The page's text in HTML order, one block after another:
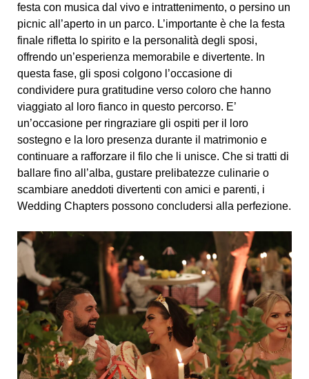
festa con musica dal vivo e intrattenimento, o persino un
picnic all’aperto in un parco. L’importante è che la festa
finale rifletta lo spirito e la personalità degli sposi,
offrendo un’esperienza memorabile e divertente. In
questa fase, gli sposi colgono l’occasione di
condividere pura gratitudine verso coloro che hanno
viaggiato al loro fianco in questo percorso. E’
un’occasione per ringraziare gli ospiti per il loro
sostegno e la loro presenza durante il matrimonio e
continuare a rafforzare il filo che li unisce. Che si tratti di
ballare fino all’alba, gustare prelibatezze culinarie o
scambiare aneddoti divertenti con amici e parenti, i
Wedding Chapters possono concludersi alla perfezione.